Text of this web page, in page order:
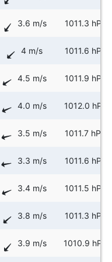
3.6 m/s 1011.3 hPa
4 m/s 1011.6 hPa
4.5 m/s 1011.9 hPa
4.0 m/s 1012.0 hPa
3.5 m/s 1011.7 hPa
3.3 m/s 1011.6 hPa
3.4 m/s 1011.5 hPa
3.8 m/s 1011.3 hPa
3.9 m/s 1010.9 hPa